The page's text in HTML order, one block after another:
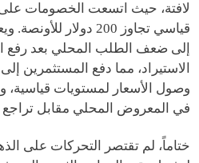
لافتة، حيث اتسعت الخصومات
قياسي تجاوز 200 دولار
إلى ضعف الطلب المحلي بعد رفع
الاستيراد، مما دفع المستثمرين
وصول الأسعار لمستويات قياسية،
في المعروض المحلي مقابل تراجع
ختاماً، لم تقتصر التحركات على